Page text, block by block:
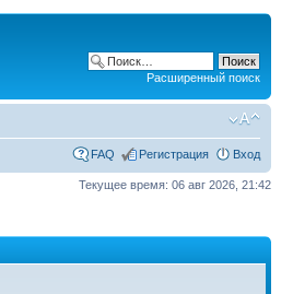
Расширенный поиск
FAQ Регистрация Вход
Текущее время: 06 авг 2026, 21:42